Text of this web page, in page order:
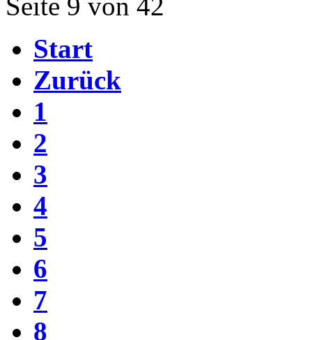
Seite 9 von 42
Start
Zurück
1
2
3
4
5
6
7
8